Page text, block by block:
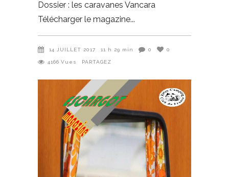
Dossier : les caravanes Vancara
Télécharger le magazine
14 JUILLET 2017 11 h 29 min 0 0
4166 Vues PARTAGEZ